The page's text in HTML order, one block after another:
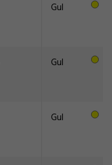
Gul
Gul
Gul